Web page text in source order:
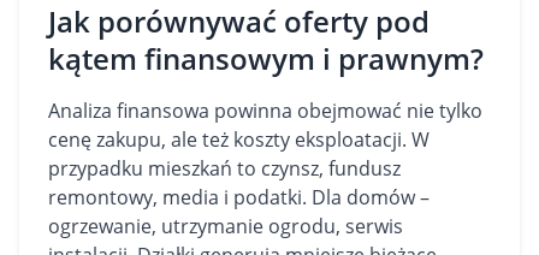
Jak porównywać oferty pod
kątem finansowym i prawnym?
Analiza finansowa powinna obejmować nie tylko
cenę zakupu, ale też koszty eksploatacji. W
przypadku mieszkań to czynsz, fundusz
remontowy, media i podatki. Dla domów –
ogrzewanie, utrzymanie ogrodu, serwis